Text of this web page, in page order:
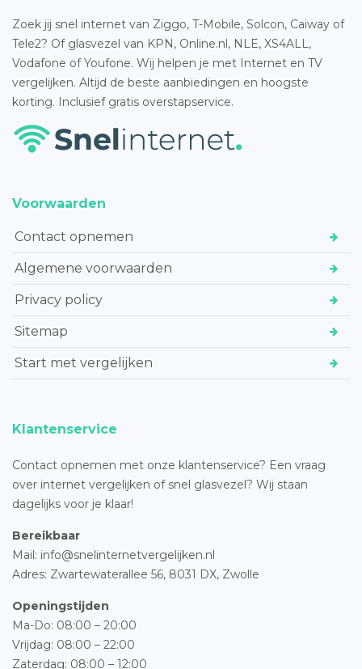
Zoek jij snel internet van Ziggo, T-Mobile, Solcon, Caiway of
Tele2? Of glasvezel van KPN, Online.nl, NLE, XS4ALL,
Vodafone of Youfone. Wij helpen je met Internet en TV
vergelijken. Altijd de beste aanbiedingen en hoogste
korting. Inclusief gratis overstapservice.
Voorwaarden
Contact opnemen
Algemene voorwaarden
Privacy policy
Sitemap
Start met vergelijken
Klantenservice
Contact opnemen met onze klantenservice? Een vraag
over internet vergelijken of snel glasvezel? Wij staan
dagelijks voor je klaar!
Bereikbaar
Mail: info@snelinternetvergelijken.nl
Adres: Zwartewaterallee 56, 8031 DX, Zwolle
Openingstijden
Ma-Do: 08:00 – 20:00
Vrijdag: 08:00 – 22:00
Zaterdag: 08:00 – 12:00